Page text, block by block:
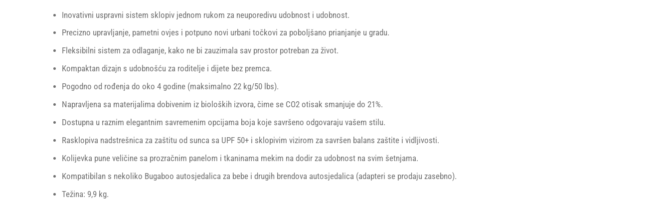
Inovativni uspravni sistem sklopiv jednom rukom za neuporedivu udobnost i udobnost.​
Precizno upravljanje, pametni ovjes i potpuno novi urbani točkovi za poboljšano prianjanje u gradu.
Fleksibilni sistem za odlaganje, kako ne bi zauzimala sav prostor potreban za život. ​
Kompaktan dizajn s udobnošću za roditelje i dijete bez premca.
Pogodno od rođenja do oko 4 godine (maksimalno 22 kg/50 lbs).
Napravljena sa materijalima dobivenim iz bioloških izvora, čime se CO2 otisak smanjuje do 21%.
Dostupna u raznim elegantnim savremenim opcijama boja koje savršeno odgovaraju vašem stilu.
Rasklopiva nadstrešnica za zaštitu od sunca sa UPF 50+ i sklopivim vizirom za savršen balans zaštite i vidljivosti​​.
Kolijevka pune veličine sa prozračnim panelom i tkaninama mekim na dodir za udobnost na svim šetnjama.
Kompatibilan s nekoliko Bugaboo autosjedalica za bebe i drugih brendova autosjedalica (adapteri se prodaju zasebno).
Težina: 9,9 kg.